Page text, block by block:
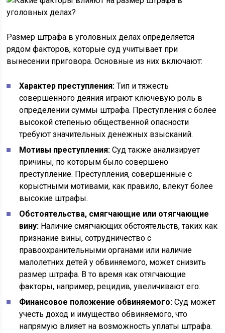
Размер штрафа в уголовных делах определяется
рядом факторов, которые суд учитывает при
вынесении приговора. Основные из них включают:
Характер преступления: Тип и тяжесть
совершенного деяния играют ключевую роль в
определении суммы штрафа. Преступления с более
высокой степенью общественной опасности
требуют значительных денежных взысканий.
Мотивы преступления: Суд также анализирует
причины, по которым было совершено
преступление. Преступления, совершенные с
корыстными мотивами, как правило, влекут более
высокие штрафы.
Обстоятельства, смягчающие или отягчающие
вину: Наличие смягчающих обстоятельств, таких как
признание вины, сотрудничество с
правоохранительными органами или наличие
малолетних детей у обвиняемого, может снизить
размер штрафа. В то время как отягчающие
факторы, например, рецидив, увеличивают его.
Финансовое положение обвиняемого: Суд может
учесть доход и имущество обвиняемого, что
напрямую влияет на возможность уплаты штрафа.